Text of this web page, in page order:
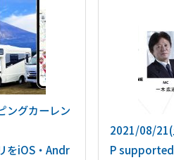
ングカーレン
をiOS・Andr
2021/08/21(
P supported